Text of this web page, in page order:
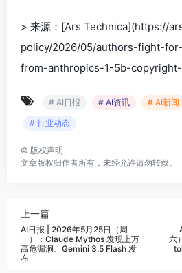
> 来源：[Ars Technica](https://
policy/2026/05/authors-fight-
from-anthropics-1-5b-
# AI日报 # AI资讯 # AI新闻
# 行业动态
© 版权声明
文章版权归作者所有，未经允许请勿转载。
上一篇
AI日报 | 2026年5月25日（周
一）：Claude Mythos 发现上万
高危漏洞、Gemini 3.5 Flash 发
布
六